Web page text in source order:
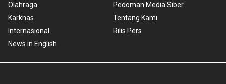
Olahraga
Karkhas
Internasional
News in English
Pedoman Media Siber
Tentang Kami
Rilis Pers